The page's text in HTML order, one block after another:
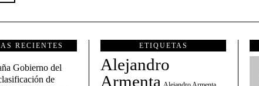
RECIENTES
Gobierno del
de
ETIQUETAS
Alejandro
Armenta